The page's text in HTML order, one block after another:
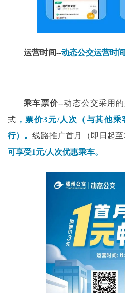
运营时间--动态公交运营时
乘车票价--动态公交采用
式 ，票价3元/人次（与其他
行）。线路推广首月（即日起至
可享受1元/人次优惠乘车。